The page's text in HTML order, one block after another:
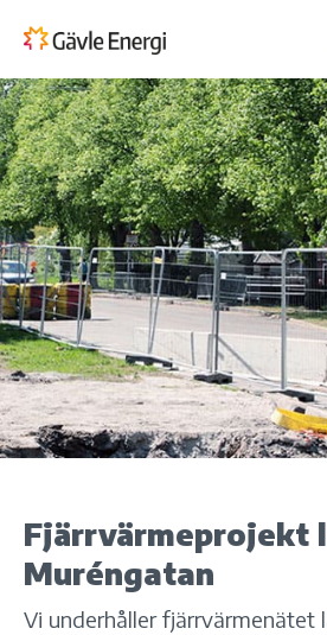
Fjärrvärmeprojekt
Muréngatan
Vi underhåller fjärrvärmenätet